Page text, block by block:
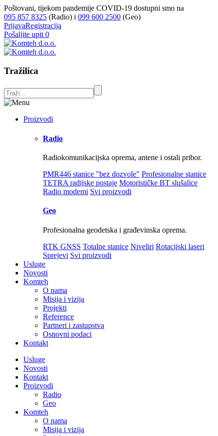
Poštovani, tijekom pandemije COVID-19 dostupni smo na
095 857 8325 (Radio) i 099 600 2500 (Geo)
PrijavaRegistracija
Pošaljite upit 0
Tražilica
Proizvodi
Radio
Radiokomunikacijska oprema, antene i ostali pribor.
PMR446 stanice "bez dozvole" Profesionalne stanice
TETRA radijske postaje Motorističke BT slušalice
Radio modemi Svi proizvodi
Geo
Profesionalna geodetska i građevinska oprema.
RTK GNSS Totalne stanice Niveliri Rotacijski laseri
Sprejevi Svi proizvodi
Usluge
Novosti
Komteh
O nama
Misija i vizija
Projekti
Reference
Partneri i zastupstva
Osnovni podaci
Kontakt
Usluge
Novosti
Kontakt
Proizvodi
Radio
Geo
Komteh
O nama
Misija i vizija